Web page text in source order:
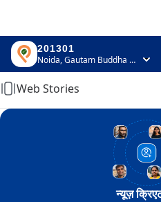
201301
Noida, Gautam Buddha Nagar, Uttar Pradesh
Home
Web Stories
न्यूज़